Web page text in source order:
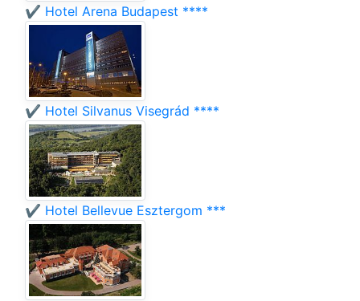
✔️ Hotel Arena Budapest ****
✔️ Hotel Silvanus Visegrád ****
✔️ Hotel Bellevue Esztergom ***